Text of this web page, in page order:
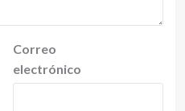
Correo
electrónico